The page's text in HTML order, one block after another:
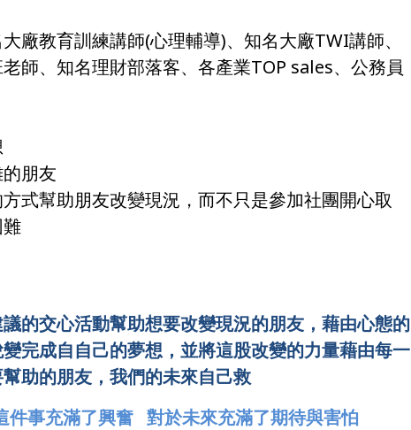
廠教育訓練講師(心理輔導)、知名大廠TWI講師、
師、知名理財部落客、各產業TOP sales、公務員
朋友
式幫助朋友改變現況，而不只是參加社團開心取
的交心活動幫助想要改變現況的朋友，藉由心態的
完成自自己的夢想，並將這股改變的力量藉由每一
助的朋友，我們的未來自己救
事充滿了興奮 對於未來充滿了期待與害怕